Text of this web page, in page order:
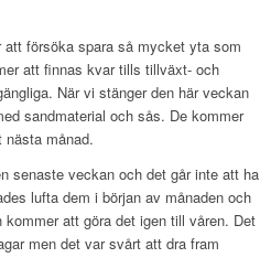
försöka spara så mycket yta som
att finnas kvar tills tillväxt- och
När vi stänger den här veckan
sandmaterial och sås. De kommer
månad.
senaste veckan och det går inte att ha
lufta dem i början av månaden och
att göra det igen till våren. Det
men det var svårt att dra fram